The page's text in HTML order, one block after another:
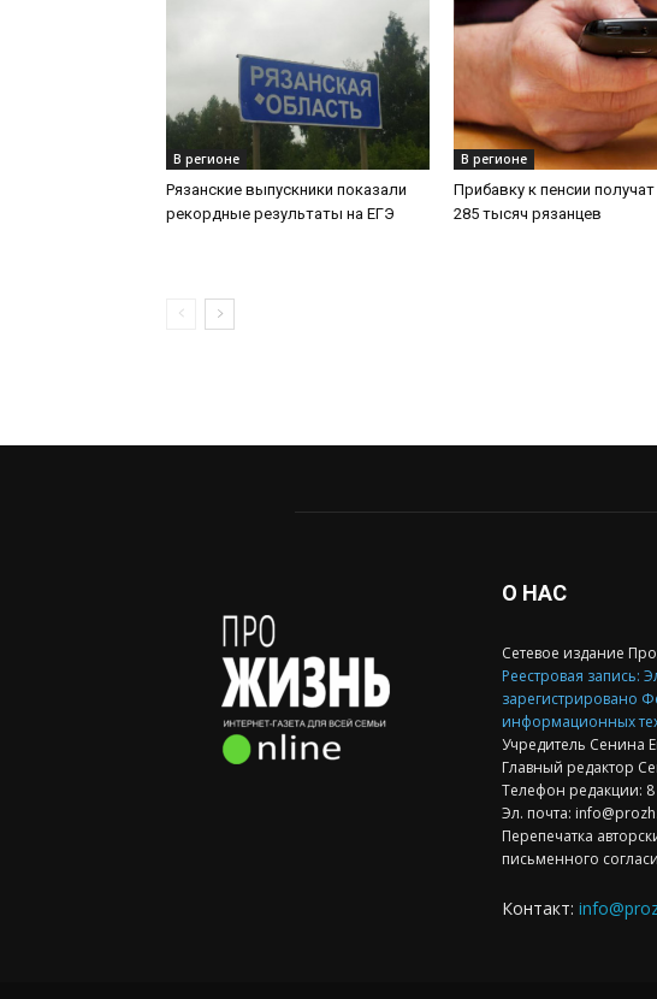
В регионе
Рязанские выпускники показали
рекордные результаты на ЕГЭ
В регионе
Прибавку к пенсии
285 тысяч рязанцев
О НАС
Сетевое издание
Реестровая запись:
зарегистрировано
информационных
Учредитель Сенина
Главный редактор
Телефон редакции: 8
Эл. почта:
Перепечатка
письменного
Контакт: